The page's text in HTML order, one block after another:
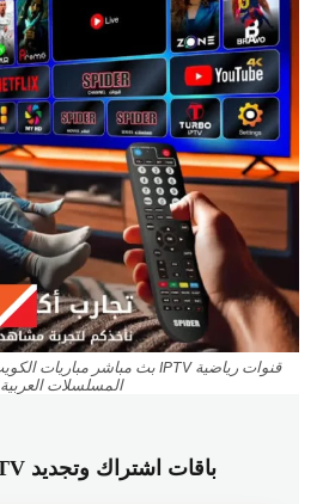
المسلسلات العربية
باقات اشتراك وتجديد Spider IPTV